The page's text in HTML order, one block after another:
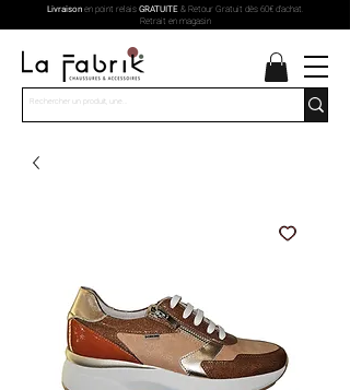
Livraisonen point relais GRATUITE& Retour Gratuit dès 60€ d'achat.
Retrait en magasin